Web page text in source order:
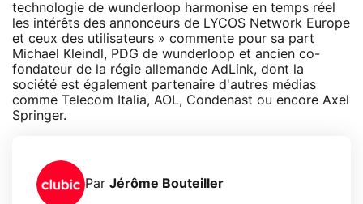
technologie de wunderloop harmonise en temps réel
les intérêts des annonceurs de LYCOS Network Europe
et ceux des utilisateurs » commente pour sa part
Michael Kleindl, PDG de wunderloop et ancien co-
fondateur de la régie allemande AdLink, dont la
société est également partenaire d'autres médias
comme Telecom Italia, AOL, Condenast ou encore Axel
Springer.
Par Jérôme Bouteiller